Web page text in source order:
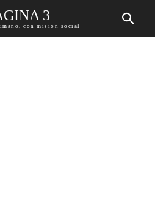
3
con mision social